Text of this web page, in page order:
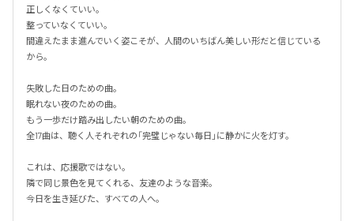
正しくなくていい。
整っていなくていい。
間違えたまま進んでいく姿こそが、人間のいちばん美しい形だと信じている
から。
失敗した日のための曲。
眠れない夜のための曲。
もう一歩だけ踏み出したい朝のための曲。
全17曲は、聴く人それぞれの「完璧じゃない毎日」に静かに火を灯す。
これは、応援歌ではない。
隣で同じ景色を見てくれる、友達のような音楽。
今日を生き延びた、すべての人へ。